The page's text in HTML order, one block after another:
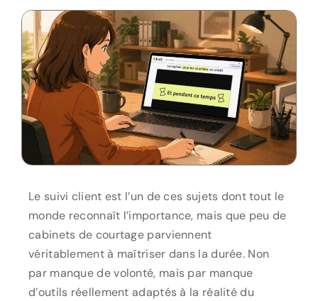
Le suivi client est l’un de ces sujets dont tout le
monde reconnaît l’importance, mais que peu de
cabinets de courtage parviennent
véritablement à maîtriser dans la durée. Non
par manque de volonté, mais par manque
d’outils réellement adaptés à la réalité du